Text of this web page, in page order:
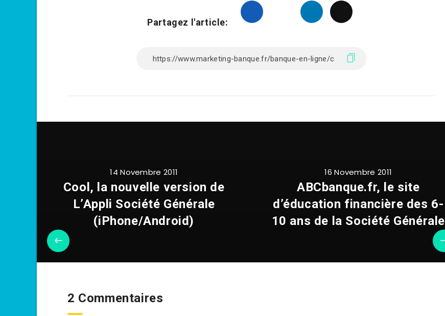
Partagez l'article:
14 Novembre 2011
Cool, la nouvelle version de
L’Appli Société Générale
(iPhone/Android)
16 Novembre 2011
ABCbanque.fr, le site
d’éducation financière des 6-
10 ans de la Société Générale
2 Commentaires